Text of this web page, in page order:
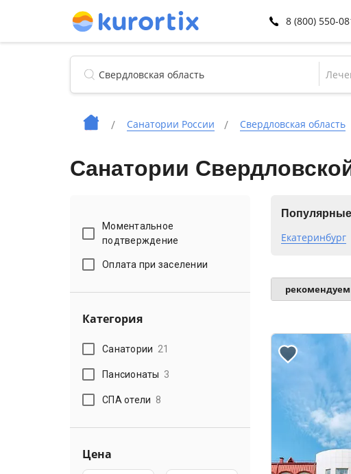
8 (800) 550-
Санатории России Свердловская область
Санатории
Моментальное
подтверждение
Оплата при заселении
Категория
Санатории 21
Пансионаты 3
СПА отели 8
Цена
Екатеринбург